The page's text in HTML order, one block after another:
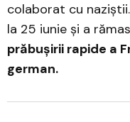
colaborat cu
la 25 iunie și a
prăbușirii rapide a
german.